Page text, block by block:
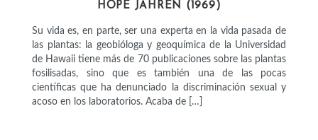
HOPE JAHREN (1969)
Su vida es, en parte, ser una experta en la vida pasada de
las plantas: la geobióloga y geoquímica de la Universidad
de Hawaii tiene más de 70 publicaciones sobre las plantas
fosilisadas, sino que es también una de las pocas
científicas que ha denunciado la discriminación sexual y
acoso en los laboratorios. Acaba de […]